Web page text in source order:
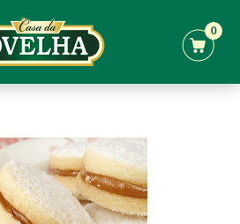
0